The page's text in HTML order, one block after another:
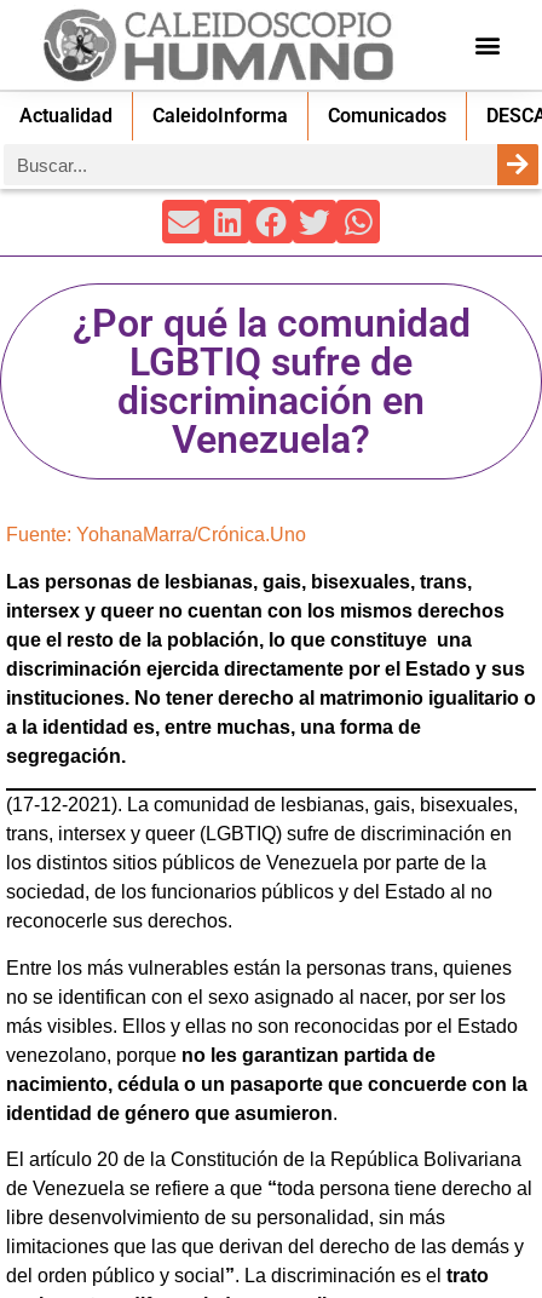
Actualidad CaleidoInforma Comunicados
¿Por qué la comunidad
LGBTIQ sufre de
discriminación en
Venezuela?
Fuente: YohanaMarra/Crónica.Uno
Las personas de lesbianas, gais, bisexuales, trans,
intersex y queer no cuentan con los mismos derechos
que el resto de la población, lo que constituye una
discriminación ejercida directamente por el Estado y sus
instituciones. No tener derecho al matrimonio igualitario o
a la identidad es, entre muchas, una forma de
segregación.
(17-12-2021). La comunidad de lesbianas, gais, bisexuales,
trans, intersex y queer (LGBTIQ) sufre de discriminación en
los distintos sitios públicos de Venezuela por parte de la
sociedad, de los funcionarios públicos y del Estado al no
reconocerle sus derechos.
Entre los más vulnerables están la personas trans, quienes
no se identifican con el sexo asignado al nacer, por ser los
más visibles. Ellos y ellas no son reconocidas por el Estado
venezolano, porque no les garantizan partida de
nacimiento, cédula o un pasaporte que concuerde con la
identidad de género que asumieron.
El artículo 20 de la Constitución de la República Bolivariana
de Venezuela se refiere a que “toda persona tiene derecho al
libre desenvolvimiento de su personalidad, sin más
limitaciones que las que derivan del derecho de las demás y
del orden público y social ”. La discriminación es el trato